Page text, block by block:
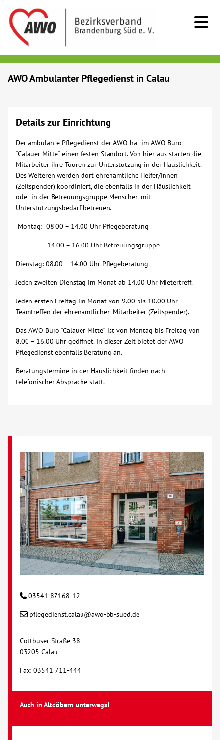
Menschen mit Behinderung
Beratung & Hilfe
Begegnung
Bildung
Veranstaltungen
Karriere
Ausbildung
Kontakt
AWO BB Süd
AWO Ambulanter Pflegedienst in Calau
Details zur Einrichtung
Der ambulante Pflegedienst der AWO hat im AWO Büro
“Calauer Mitte“ einen festen Standort. Von hier aus starten die
Mitarbeiter ihre Touren zur Unterstützung in der Häuslichkeit.
Des Weiteren werden dort ehrenamtliche Helfer/innen
(Zeitspender) koordiniert, die ebenfalls in der Häuslichkeit
oder in der Betreuungsgruppe Menschen mit
Unterstützungsbedarf betreuen.
Montag: 08:00 – 14.00 Uhr Pflegeberatung
14.00 – 16.00 Uhr Betreuungsgruppe
Dienstag: 08.00 – 14.00 Uhr Pflegeberatung
Jeden zweiten Dienstag im Monat ab 14.00 Uhr Mietertreff.
Jeden ersten Freitag im Monat von 9.00 bis 10.00 Uhr
Teamtreffen der ehrenamtlichen Mitarbeiter (Zeitspender).
Das AWO Büro “Calauer Mitte“ ist von Montag bis Freitag von
8.00 – 16.00 Uhr geöffnet. In dieser Zeit bietet der AWO
Pflegedienst ebenfalls Beratung an.
Beratungstermine in der Häuslichkeit finden nach
telefonischer Absprache statt.
03541 87168-12
pflegedienst.calau@awo-bb-sued.de
Cottbuser Straße 38
03205 Calau
Fax: 03541 711-444
Auch in Altdöbern unterwegs!